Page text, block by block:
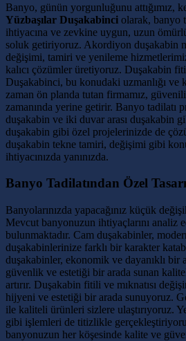
Banyo, günün yorgunluğunu attığımız,
Yüzbaşılar Duşakabinci olarak, banyo
ihtiyacına ve zevkine uygun, uzun
soluk getiriyoruz. Akordiyon duşakabin
değişimi, tamiri ve yenileme
kalıcı çözümler üretiyoruz. Duşakabin
Duşakabinci, bu konudaki uzmanlığı
zaman ön planda tutan firmamız,
zamanında yerine getirir. Banyo tadilatı
duşakabin ve iki duvar arası duşakabin
duşakabin gibi özel projelerinizde de
duşakabin tekne tamiri, değişimi gibi
ihtiyacınızda yanınızda.
Banyo Tadilatından Özel
Banyolarınızda yapacağınız küçük
Mevcut banyonuzun ihtiyaçlarını analiz
bulunmaktadır. Cam duşakabinler,
duşakabinlerinize farklı bir karakter
duşakabinler, ekonomik ve dayanıklı bir
güvenlik ve estetiği bir arada sunan
artırır. Duşakabin fitili ve mıknatısı
hijyeni ve estetiği bir arada sunuyoruz.
ile kaliteli ürünleri sizlere ulaştırıyoruz.
gibi işlemleri de titizlikle
banyonuzun her köşesinde kalite ve